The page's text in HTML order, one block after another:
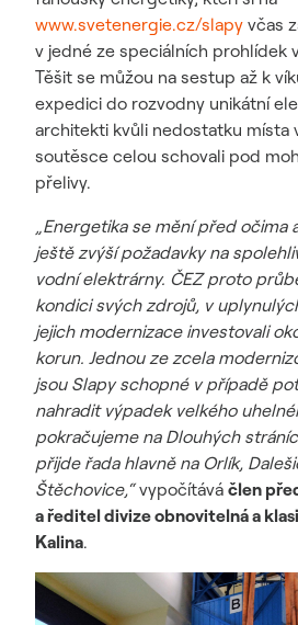
www.svetenergie.cz/slapy včas
v jedné ze speciálních prohlídek
Těšit se můžou na sestup až k
expedici do rozvodny unikátní
architekti kvůli nedostatku místa
soutěsce celou schovali pod
přelivy.
„Energetika se mění před očima
ještě zvýší požadavky na
vodní elektrárny. ČEZ proto
kondici svých zdrojů, v
jejich modernizace investovali
korun. Jednou ze zcela
jsou Slapy schopné v případě
nahradit výpadek velkého
pokračujeme na Dlouhých
přijde řada hlavně na Orlík,
Štěchovice,“vypočítává člen
a ředitel divize obnovitelná a
Kalina.